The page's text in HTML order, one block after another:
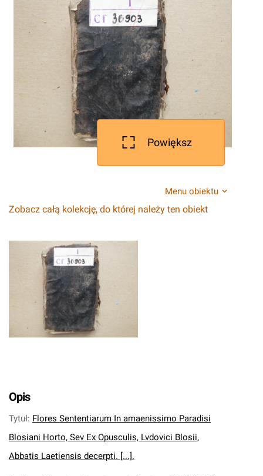
Powiększ
Menu obiektu
Zobacz całą kolekcję, do której należy ten obiekt
Opis
Tytuł: Flores Sententiarum In amaenissimo Paradisi
Blosiani Horto, Sev Ex Opusculis, Lvdovici Blosii,
Abbatis Laetiensis decerpti. [...].